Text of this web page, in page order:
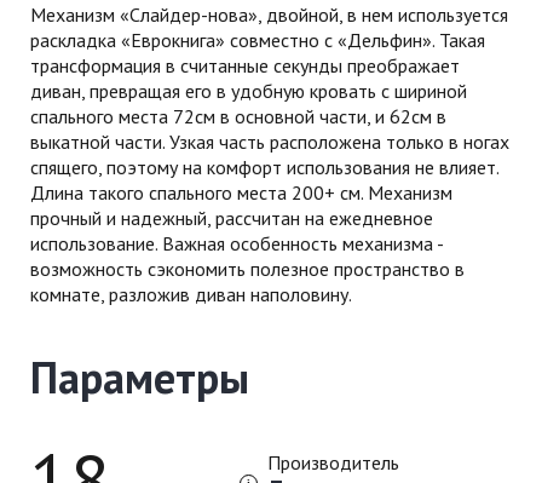
Механизм «Слайдер-нова», двойной, в нем используется
раскладка «Еврокнига» совместно с «Дельфин». Такая
трансформация в считанные секунды преображает
диван, превращая его в удобную кровать с шириной
спального места 72см в основной части, и 62см в
выкатной части. Узкая часть расположена только в ногах
спящего, поэтому на комфорт использования не влияет.
Длина такого спального места 200+ см. Механизм
прочный и надежный, рассчитан на ежедневное
использование. Важная особенность механизма -
возможность сэкономить полезное пространство в
комнате, разложив диван наполовину.
Параметры
Производитель